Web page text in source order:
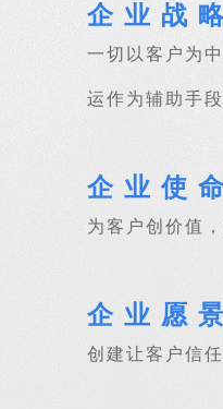
企业战
一切以客户为
运作为辅助手
企业使
为客户创价值
企业愿景
创建让客户信